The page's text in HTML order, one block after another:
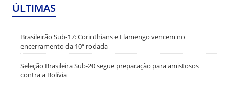
ÚLTIMAS
Brasileirão Sub-17: Corinthians e Flamengo vencem no
encerramento da 10ª rodada
Seleção Brasileira Sub-20 segue preparação para amistosos
contra a Bolívia